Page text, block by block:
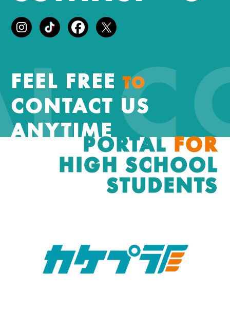
FEEL FREETO
CONTACT US
ANYTIME
PORTALFOR
HIGH SCHOOL
STUDENTS